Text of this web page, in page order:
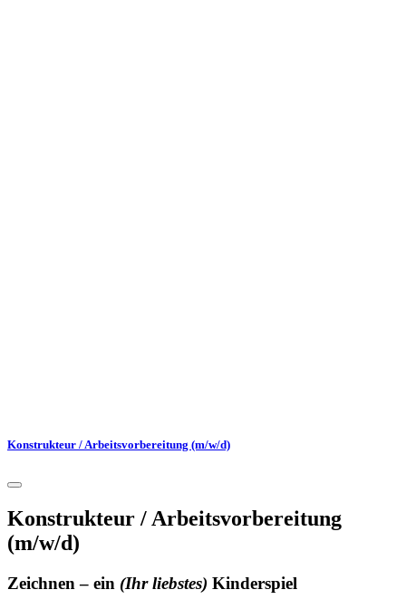
Konstrukteur / Arbeitsvorbereitung (m/w/d)
Konstrukteur / Arbeitsvorbereitung
(m/w/d)
Zeichnen – ein (Ihr liebstes) Kinderspiel